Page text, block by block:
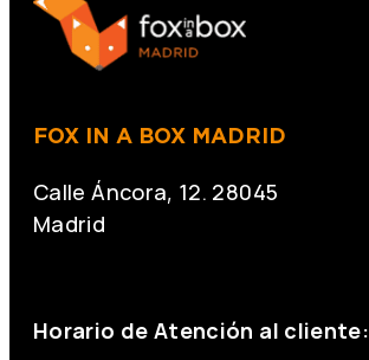
FOX IN A BOX MADRID
Calle Áncora, 12. 28045
Madrid
Horario de Atención al cliente: